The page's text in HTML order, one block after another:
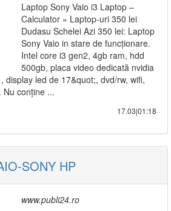
Laptop Sony Vaio i3 Laptop –
Calculator » Laptop-uri 350 lei
Dudasu Schelei Azi 350 lei: Laptop
Sony Vaio in stare de funcționare.
Intel core i3 gen2, 4gb ram, hdd
500gb, placa video dedicată nvidia
display led de 17&quot;, dvd/rw, wifi,
Nu conține ...
17.03|01:18
SONY HP
www.publi24.ro